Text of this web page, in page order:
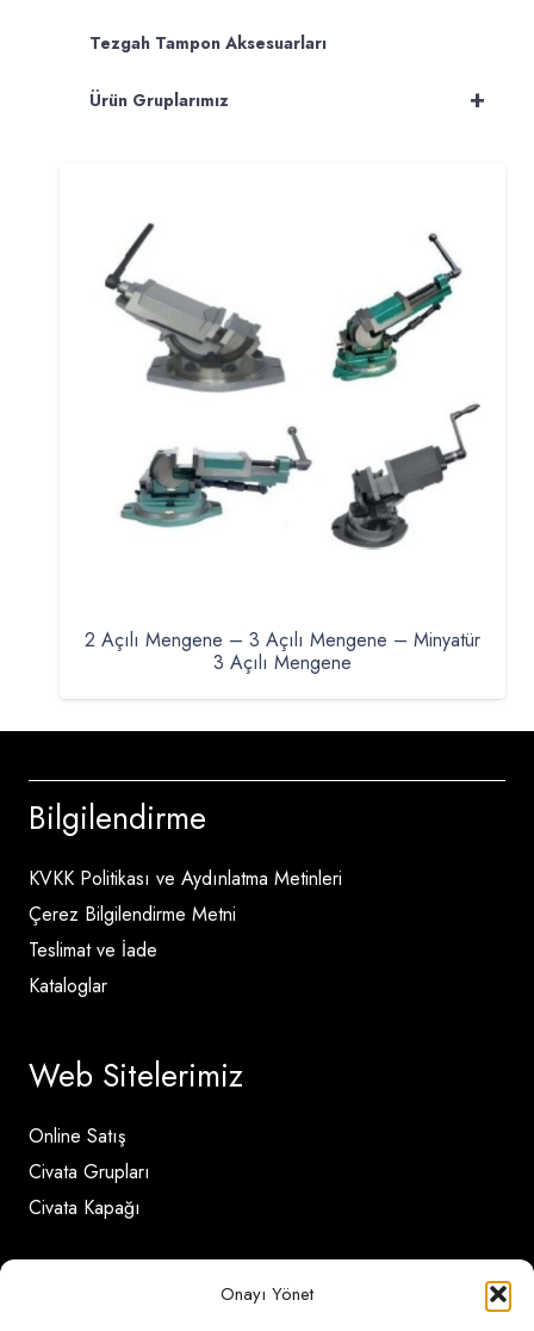
Onayı Yönet
Tezgah Tampon Aksesuarları
+
Ürün Gruplarımız
2 Açılı Mengene – 3 Açılı Mengene – Minyatür
3 Açılı Mengene
Bilgilendirme
KVKK Politikası ve Aydınlatma Metinleri
Çerez Bilgilendirme Metni
Teslimat ve İade
Kataloglar
Web Sitelerimiz
Online Satış
Civata Grupları
Civata Kapağı
İletişim Detayları